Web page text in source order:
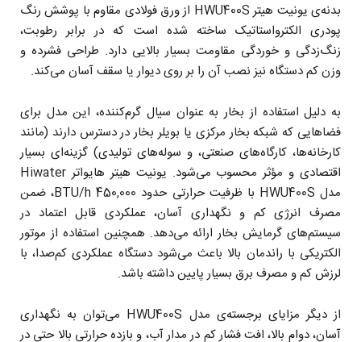
بدنه‌ی یونیت هیتر HWU400S از ورق فولادی مقاوم با پوشش رنگ
پودری الکترواستاتیک ساخته شده است که در برابر رطوبت،
زنگ‌زدگی و خوردگی مقاومت بسیار بالایی دارد. طراحی فشرده و
وزن کم دستگاه نیز نصب آن را بر روی دیوار یا سقف آسان می‌کند.
به دلیل استفاده از بخار به عنوان سیال گرم‌کننده، این مدل برای
فضاهایی که شبکه بخار مرکزی یا بویلر بخار در دسترس دارند (مانند
کارخانه‌ها، کارگاه‌های صنعتی، و سوله‌های تولیدی) گزینه‌ای بسیار
اقتصادی و مؤثر محسوب می‌شود. یونیت هیتر هایواتر Hiwater
مدل HWU400S با ظرفیت حرارتی حدود 450,000 BTU/h، ضمن
مصرف انرژی کم و نگهداری آسان، عملکردی قابل اعتماد در
سیستم‌های گرمایش بخار ارائه می‌دهد. همچنین استفاده از موتور
الکتریکی با راندمان بالا باعث می‌شود دستگاه عملکردی کم‌صدا، با
لرزش کم و مصرف برق بسیار پایین داشته باشد.
از دیگر مزایای برجسته‌ی مدل HWU400S می‌توان به نگهداری
آسان، دوام بالا، افت فشار کم در مدار آب، و بازده حرارتی بالا حتی در